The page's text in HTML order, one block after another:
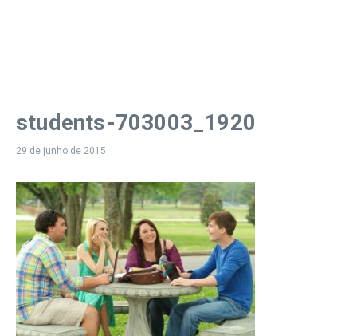
students-703003_1920
29 de junho de 2015